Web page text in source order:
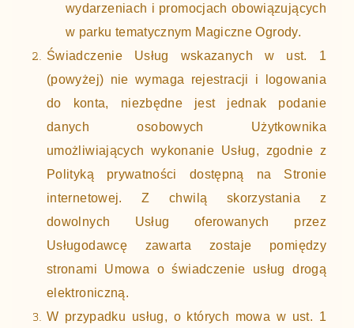
wydarzeniach i promocjach obowiązujących
w parku tematycznym Magiczne Ogrody.
Świadczenie Usług wskazanych w ust. 1
(powyżej) nie wymaga rejestracji i logowania
do konta, niezbędne jest jednak podanie
danych osobowych Użytkownika
umożliwiających wykonanie Usług, zgodnie z
Polityką prywatności dostępną na Stronie
internetowej. Z chwilą skorzystania z
dowolnych Usług oferowanych przez
Usługodawcę zawarta zostaje pomiędzy
stronami Umowa o świadczenie usług drogą
elektroniczną.
W przypadku usług, o których mowa w ust. 1